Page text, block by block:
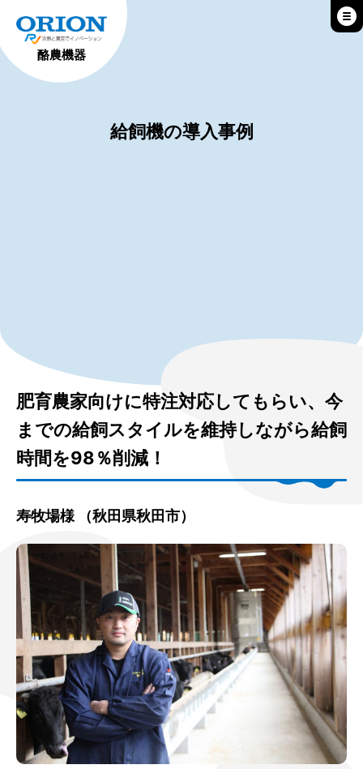
酪農機器
給飼機の導入事例
肥育農家向けに特注対応してもらい、今
までの給飼スタイルを維持しながら給飼
時間を98％削減！
寿牧場様 （秋田県秋田市）